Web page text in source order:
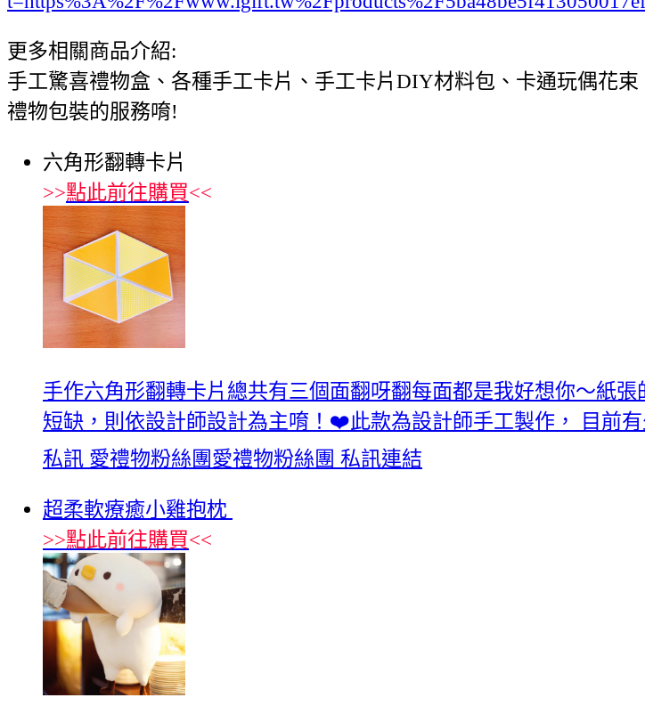
更多相關商品介紹:
手工驚喜禮物盒、各種手工卡片、手工卡片DIY材料包、卡通玩偶花
禮物包裝的服務唷!
六角形翻轉卡片
>>點此前往購買<<
手作六角形翻轉卡片總共有三個面翻呀翻每面都是我好想你～紙
短缺，則依設計師設計為主唷！❤️此款為設計師手工製作， 目前
私訊 愛禮物粉絲團愛禮物粉絲團 私訊連結
超柔軟療癒小雞抱枕
>>點此前往購買<<